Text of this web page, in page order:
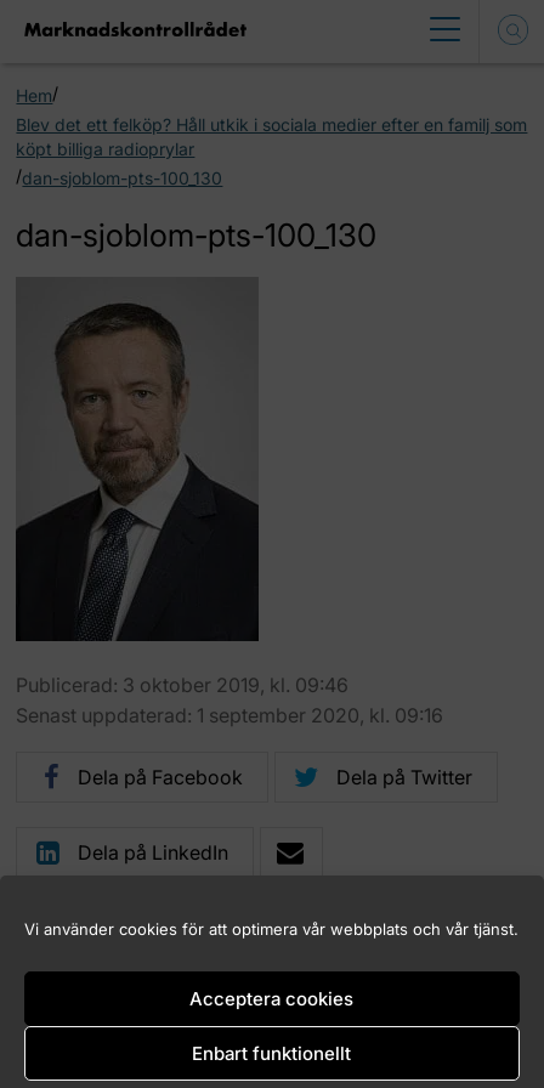
Vi använder cookies för att optimera vår webbplats och vår tjänst.
Acceptera cookies
Enbart funktionellt
Hem/
Blev det ett felköp? Håll utkik i sociala medier efter en familj som
köpt billiga radioprylar
/dan-sjoblom-pts-100_130
dan-sjoblom-pts-100_130
Publicerad: 3 oktober 2019, kl. 09:46
Senast uppdaterad: 1 september 2020, kl. 09:16
Dela på Facebook Dela på Twitter
Dela på LinkedIn
Logga in (endast för Marknadskontrollrådets medlemmar)
Tillgänglighet för marknadskontroll.se